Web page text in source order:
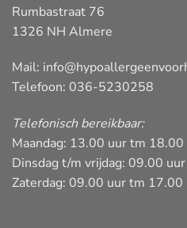
Rumbastraat 76
1326 NH Almere
Mail:
Telefoon: 036-5230258
Telefonisch bereikbaar:
Maandag: 13.00 uur tm 18.00
Dinsdag t/m vrijdag: 09.00
Zaterdag: 09.00 uur tm 17.00